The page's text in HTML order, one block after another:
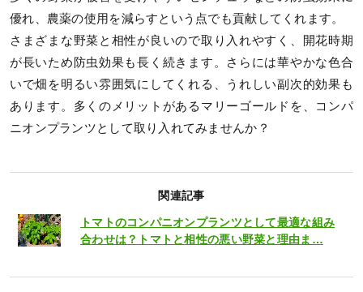
優れ、農薬の使用を減らすという点でも貢献してくれます。
さまざまな野菜と相性が良いので取り入れやすく、開花時期
が長いため防虫効果も長く続きます。さらには華やかな色合
いで畑を明るい雰囲気にしてくれる、うれしい副次的効果も
あります。多くのメリットがあるマリーゴールドを、コンパ
ニオンプランツとして取り入れてみませんか？
関連記事
トマトのコンパニオンプランツとして最適な組み
合わせは？トマトと相性の悪い野菜と理由ま…